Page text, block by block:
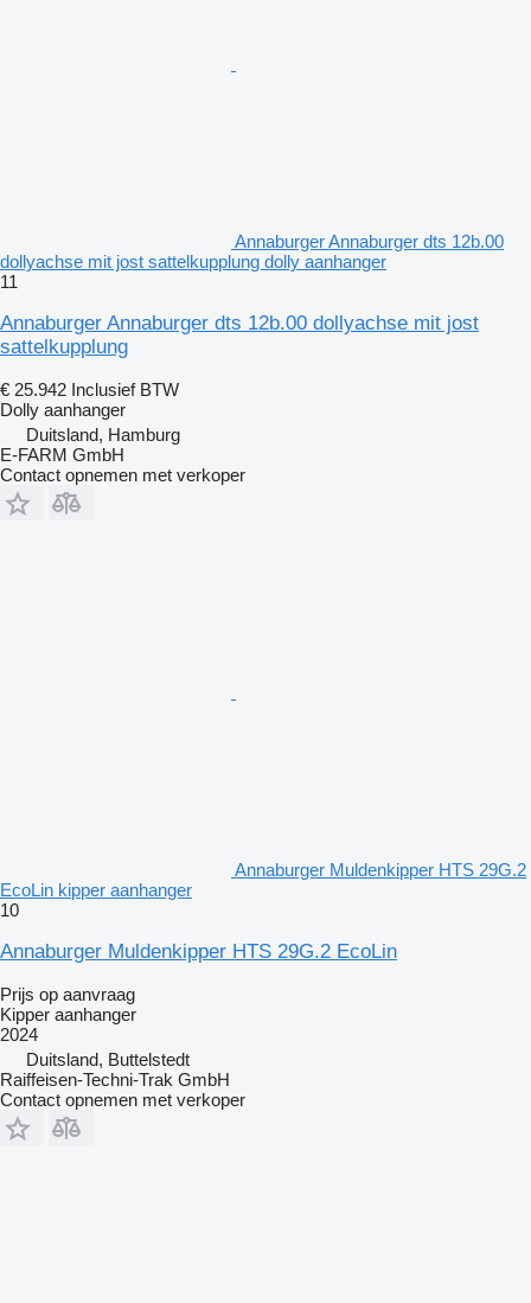
Annaburger Annaburger dts 12b.00
dollyachse mit jost sattelkupplung dolly aanhanger
11
Annaburger Annaburger dts 12b.00 dollyachse mit jost
sattelkupplung
€ 25.942 Inclusief BTW
Dolly aanhanger
Duitsland, Hamburg
E-FARM GmbH
Contact opnemen met verkoper
Annaburger Muldenkipper HTS 29G.2
EcoLin kipper aanhanger
10
Annaburger Muldenkipper HTS 29G.2 EcoLin
Prijs op aanvraag
Kipper aanhanger
2024
Duitsland, Buttelstedt
Raiffeisen-Techni-Trak GmbH
Contact opnemen met verkoper